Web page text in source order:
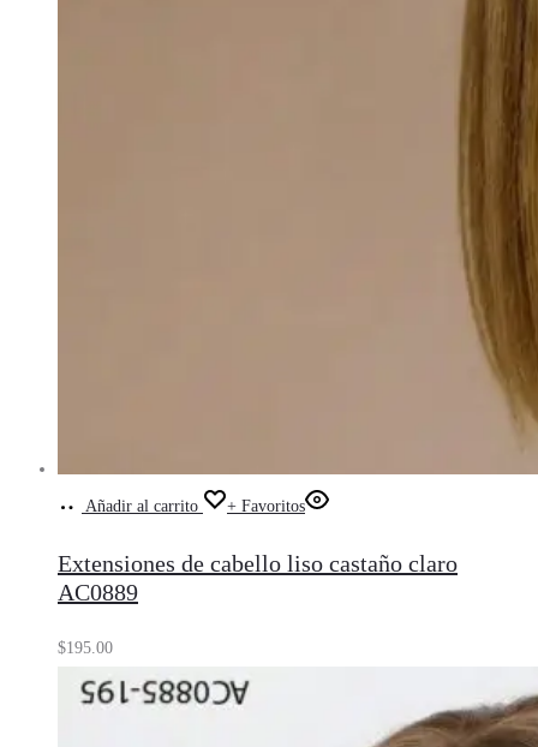
Añadir al carrito + Favoritos
Extensiones de cabello liso castaño claro
AC0889
$195.00